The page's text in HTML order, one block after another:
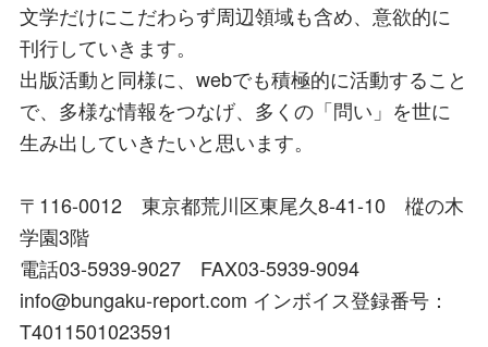
文学だけにこだわらず周辺領域も含め、意欲的に
刊行していきます。
出版活動と同様に、webでも積極的に活動すること
で、多様な情報をつなげ、多くの「問い」を世に
生み出していきたいと思います。
〒116-0012 東京都荒川区東尾久8-41-10 樅の木
学園3階
電話03-5939-9027 FAX03-5939-9094
info@bungaku-report.com インボイス登録番号：
T4011501023591